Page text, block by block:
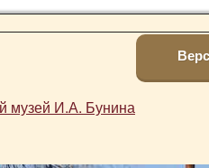
музей И.А. Бунина